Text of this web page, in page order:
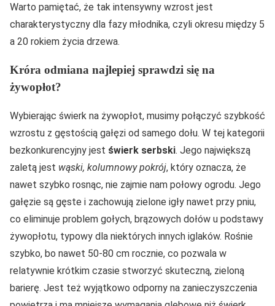
Warto pamiętać, że tak intensywny wzrost jest
charakterystyczny dla fazy młodnika, czyli okresu między 5
a 20 rokiem życia drzewa.
Króra odmiana najlepiej sprawdzi się na
żywopłot?
Wybierając świerk na żywopłot, musimy połączyć szybkość
wzrostu z gęstością gałęzi od samego dołu. W tej kategorii
bezkonkurencyjny jest świerk serbski. Jego największą
zaletą jest wąski, kolumnowy pokrój, który oznacza, że
nawet szybko rosnąc, nie zajmie nam połowy ogrodu. Jego
gałęzie są gęste i zachowują zielone igły nawet przy pniu,
co eliminuje problem gołych, brązowych dołów u podstawy
żywopłotu, typowy dla niektórych innych iglaków. Rośnie
szybko, bo nawet 50-80 cm rocznie, co pozwala w
relatywnie krótkim czasie stworzyć skuteczną, zieloną
barierę. Jest też wyjątkowo odporny na zanieczyszczenia